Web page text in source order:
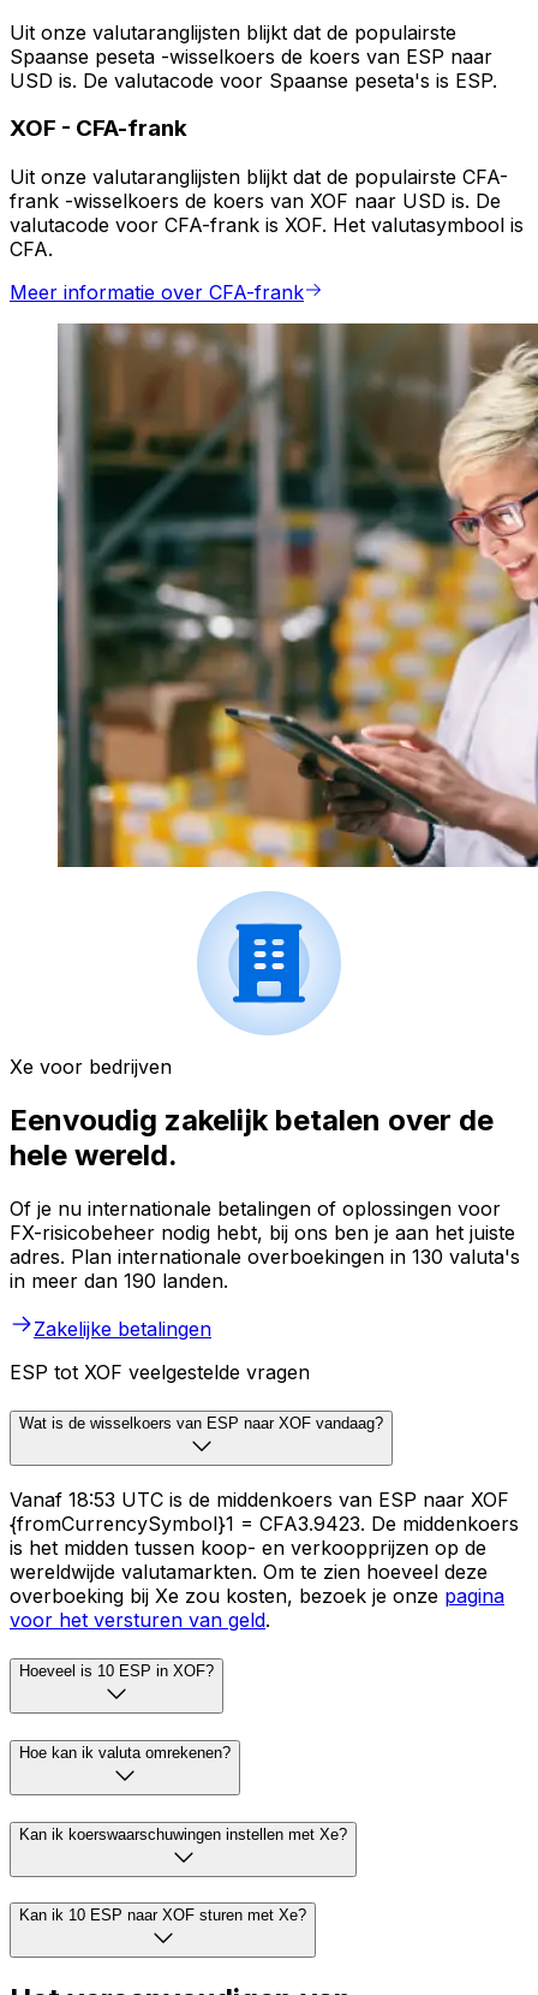
Uit onze valutaranglijsten blijkt dat de populairste
Spaanse peseta -wisselkoers de koers van ESP naar
USD is. De valutacode voor Spaanse peseta's is ESP.
XOF - CFA-frank
Uit onze valutaranglijsten blijkt dat de populairste CFA-
frank -wisselkoers de koers van XOF naar USD is. De
valutacode voor CFA-frank is XOF. Het valutasymbool is
CFA.
Meer informatie over CFA-frank
Xe voor bedrijven
Eenvoudig zakelijk betalen over de
hele wereld.
Of je nu internationale betalingen of oplossingen voor
FX-risicobeheer nodig hebt, bij ons ben je aan het juiste
adres. Plan internationale overboekingen in 130 valuta's
in meer dan 190 landen.
Zakelijke betalingen
ESP tot XOF veelgestelde vragen
Wat is de wisselkoers van ESP naar XOF vandaag?
Vanaf 18:53 UTC is de middenkoers van ESP naar XOF
{fromCurrencySymbol}1 = CFA3.9423. De middenkoers
is het midden tussen koop- en verkoopprijzen op de
wereldwijde valutamarkten. Om te zien hoeveel deze
overboeking bij Xe zou kosten, bezoek je onze pagina
voor het versturen van geld.
Hoeveel is 10 ESP in XOF?
Hoe kan ik valuta omrekenen?
Kan ik koerswaarschuwingen instellen met Xe?
Kan ik 10 ESP naar XOF sturen met Xe?